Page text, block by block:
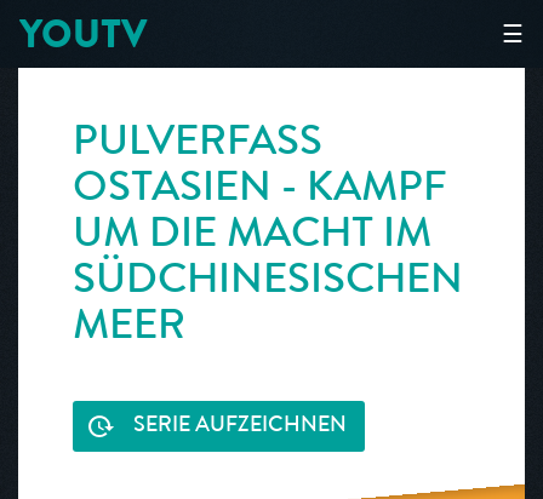
☰
YOUTV
PULVERFASS
OSTASIEN - KAMPF
UM DIE MACHT IM
SÜDCHINESISCHEN
MEER
SERIE AUFZEICHNEN